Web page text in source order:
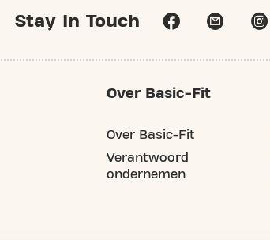
Stay In Touch
Over Basic-Fit
Over Basic-Fit
Verantwoord
ondernemen